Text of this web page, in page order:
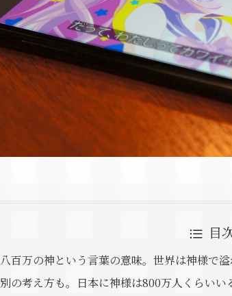
目
八百万の神という言葉の意味。世界は神様で溢
別の考え方も。日本に神様は800万人くらい